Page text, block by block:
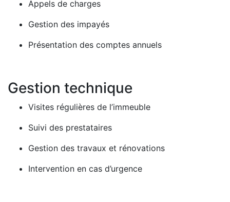
Appels de charges
Gestion des impayés
Présentation des comptes annuels
Gestion technique
Visites régulières de l’immeuble
Suivi des prestataires
Gestion des travaux et rénovations
Intervention en cas d’urgence